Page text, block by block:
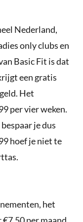
Nederland,
only clubs en
Basic Fit is dat
een gratis
Het
per vier weken.
je dus
hoef je niet te
het